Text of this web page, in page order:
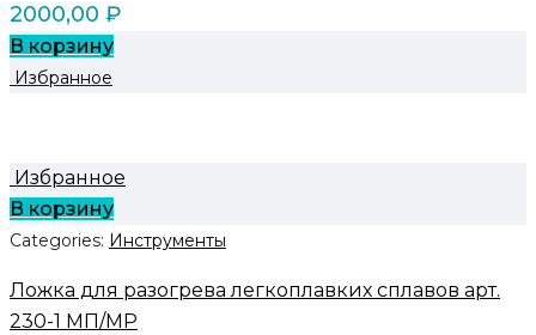
2000,00 ₽
В корзину
Избранное
Избранное
В корзину
Categories: Инструменты
Ложка для разогрева легкоплавких сплавов арт.
230-1 МП/MP